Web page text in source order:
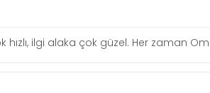
ilgi alaka çok güzel. Her zaman